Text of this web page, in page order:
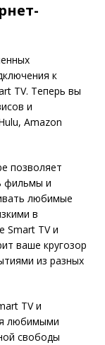
к
TV. Теперь вы
и
Amazon
позволяет
фильмы и
любимые
в
Smart TV и
ваше кругозор
из разных
TV и
любимыми
свободы